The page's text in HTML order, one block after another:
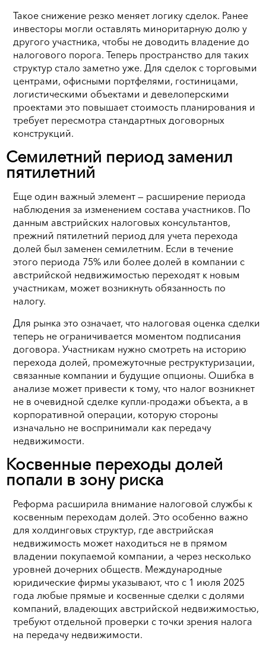
Такое снижение резко меняет логику сделок. Ранее
инвесторы могли оставлять миноритарную долю у
другого участника, чтобы не доводить владение до
налогового порога. Теперь пространство для таких
структур стало заметно уже. Для сделок с торговыми
центрами, офисными портфелями, гостиницами,
логистическими объектами и девелоперскими
проектами это повышает стоимость планирования и
требует пересмотра стандартных договорных
конструкций.
Семилетний период заменил
пятилетний
Еще один важный элемент — расширение периода
наблюдения за изменением состава участников. По
данным австрийских налоговых консультантов,
прежний пятилетний период для учета перехода
долей был заменен семилетним. Если в течение
этого периода 75% или более долей в компании с
австрийской недвижимостью переходят к новым
участникам, может возникнуть обязанность по
налогу.
Для рынка это означает, что налоговая оценка сделки
теперь не ограничивается моментом подписания
договора. Участникам нужно смотреть на историю
перехода долей, промежуточные реструктуризации,
связанные компании и будущие опционы. Ошибка в
анализе может привести к тому, что налог возникнет
не в очевидной сделке купли-продажи объекта, а в
корпоративной операции, которую стороны
изначально не воспринимали как передачу
недвижимости.
Косвенные переходы долей
попали в зону риска
Реформа расширила внимание налоговой службы к
косвенным переходам долей. Это особенно важно
для холдинговых структур, где австрийская
недвижимость может находиться не в прямом
владении покупаемой компании, а через несколько
уровней дочерних обществ. Международные
юридические фирмы указывают, что с 1 июля 2025
года любые прямые и косвенные сделки с долями
компаний, владеющих австрийской недвижимостью,
требуют отдельной проверки с точки зрения налога
на передачу недвижимости.